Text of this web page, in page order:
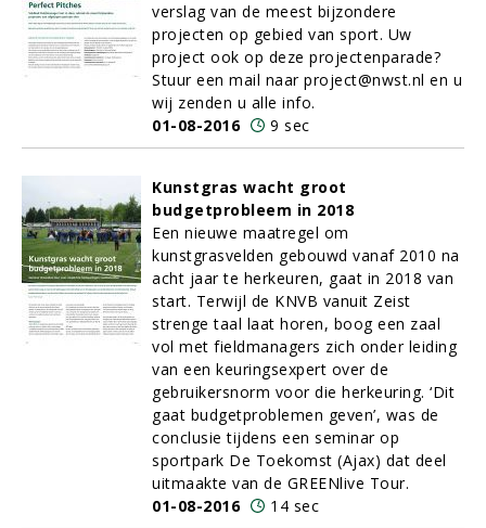
verslag van de meest bijzondere
projecten op gebied van sport. Uw
project ook op deze projectenparade?
Stuur een mail naar project@nwst.nl en u
wij zenden u alle info.
01-08-2016
9 sec
Kunstgras wacht groot
budgetprobleem in 2018
Een nieuwe maatregel om
kunstgrasvelden gebouwd vanaf 2010 na
acht jaar te herkeuren, gaat in 2018 van
start. Terwijl de KNVB vanuit Zeist
strenge taal laat horen, boog een zaal
vol met fieldmanagers zich onder leiding
van een keuringsexpert over de
gebruikersnorm voor die herkeuring. ‘Dit
gaat budgetproblemen geven’, was de
conclusie tijdens een seminar op
sportpark De Toekomst (Ajax) dat deel
uitmaakte van de GREENlive Tour.
01-08-2016
14 sec